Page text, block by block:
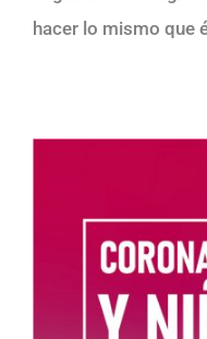
hacer lo mismo que